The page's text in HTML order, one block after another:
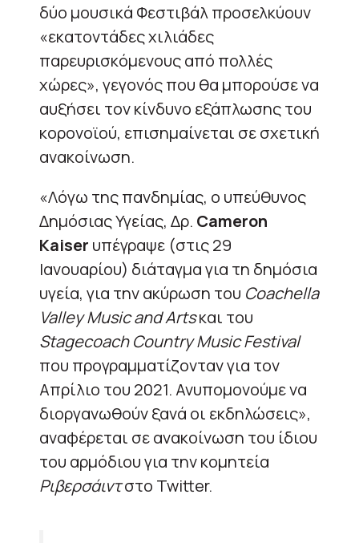
δύο μουσικά Φεστιβάλ προσελκύουν
«εκατοντάδες χιλιάδες
παρευρισκόμενους από πολλές
χώρες», γεγονός που θα μπορούσε να
αυξήσει τον κίνδυνο εξάπλωσης του
κορονοϊού, επισημαίνεται σε σχετική
ανακοίνωση.
«Λόγω της πανδημίας, ο υπεύθυνος
Δημόσιας Υγείας, Δρ. Cameron
Kaiser υπέγραψε (στις 29
Ιανουαρίου) διάταγμα για τη δημόσια
υγεία, για την ακύρωση του Coachella
Valley Music and Artsκαι του
Stagecoach Country Music Festival
που προγραμματίζονταν για τον
Απρίλιο του 2021. Ανυπομονούμε να
διοργανωθούν ξανά οι εκδηλώσεις»,
αναφέρεται σε ανακοίνωση του ίδιου
του αρμόδιου για την κομητεία
Ριβερσάιντστο Twitter.